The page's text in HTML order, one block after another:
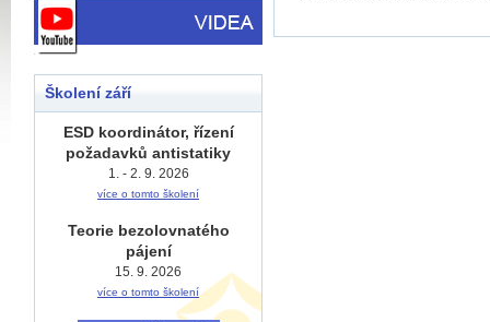
Školení září
ESD koordinátor, řízení
požadavků antistatiky
1. - 2. 9. 2026
více o tomto školení
Teorie bezolovnatého
pájení
15. 9. 2026
více o tomto školení